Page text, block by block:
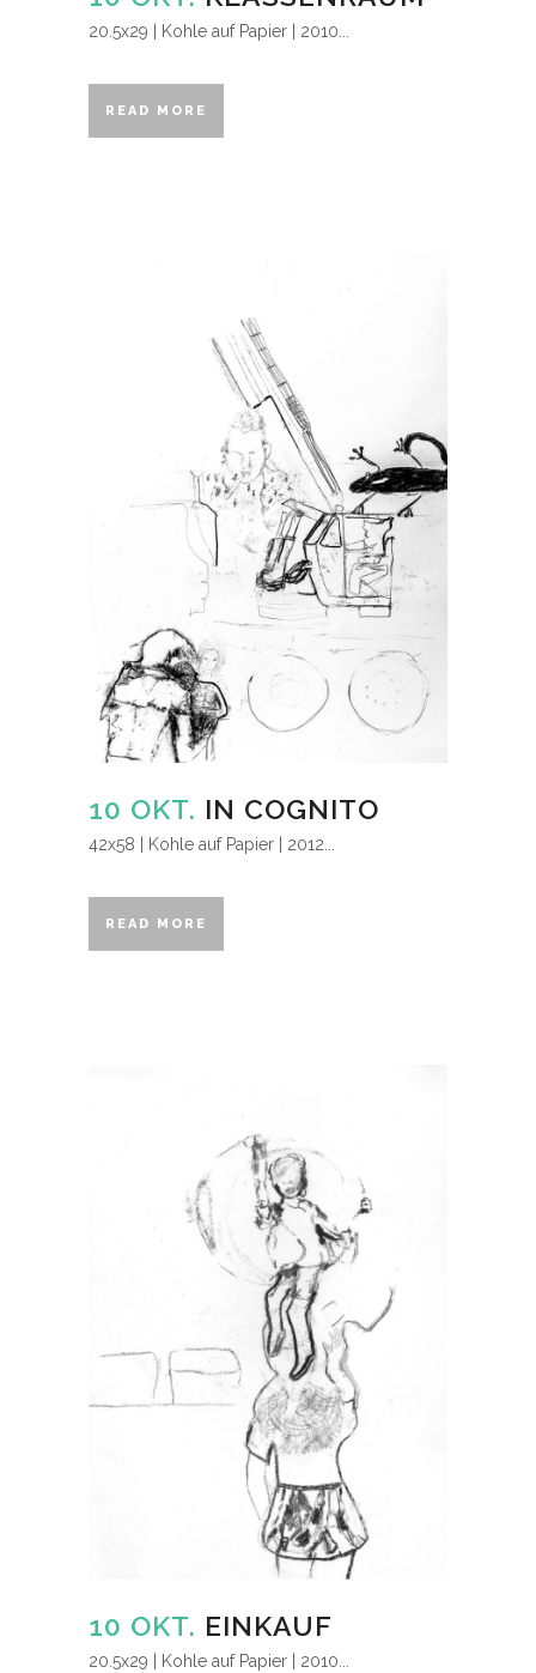
20.5x29 | Kohle auf Papier | 2010...
READ MORE
10 OKT. IN COGNITO
42x58 | Kohle auf Papier | 2012...
READ MORE
10 OKT. EINKAUF
20.5x29 | Kohle auf Papier | 2010...